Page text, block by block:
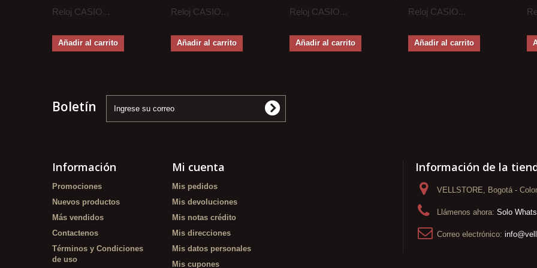
Reloj CASIO...
Añadir al carrito
Reloj CASIO...
Añadir al carrito
Reloj CASIO...
Añadir al carrito
Reloj CASIO...
Añadir al carrito
Boletín
Información
Promociones
Nuevos productos
Más vendidos
Contactenos
Términos y Condiciones
de uso
Mi cuenta
Mis pedidos
Mis devoluciones
Mis notas crédito
Mis direcciones
Mis datos personales
Mis cupones
Información de la
VELLSTORE, Bogotá -
Llámenos ahora: Solo
Correo electrónico: